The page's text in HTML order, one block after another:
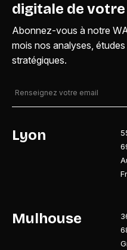
digitale de
Abonnez-vous à notre
mois nos analyses,
stratégiques.
Lyon
Mulhouse